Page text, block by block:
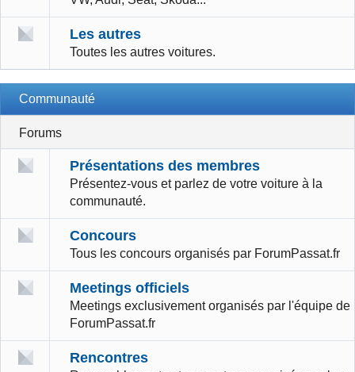
Les autres
Toutes les autres voitures.
Communauté
Forums
Présentations des membres
Présentez-vous et parlez de votre voiture à la
communauté.
Concours
Tous les concours organisés par ForumPassat.fr
Meetings officiels
Meetings exclusivement organisés par l'équipe de
ForumPassat.fr
Rencontres